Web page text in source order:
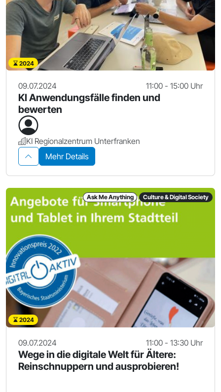
2024
09.07.2024 11:00 - 15:00 Uhr
KI Anwendungsfälle finden und
bewerten
KI Regionalzentrum Unterfranken
Mehr Details
Ask Me Anything Culture & Digital Society
2024
09.07.2024 11:00 - 13:30 Uhr
Wege in die digitale Welt für Ältere:
Reinschnuppern und ausprobieren!